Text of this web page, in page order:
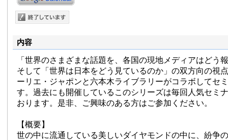
内容
「世界のさまざまな話題を、各国の現地メディアはどう
そして「世界は日本をどう見ているのか」の双方向の視
ーリエ・ジャポンと六本木ライブラリーがコラボしてセ
す。過去にも開催しているこのシリーズは毎回人気セミ
おります。是非、ご興味のある方はご参加ください。
【概要】
世の中に流通している美しいダイヤモンドの中に、紛争